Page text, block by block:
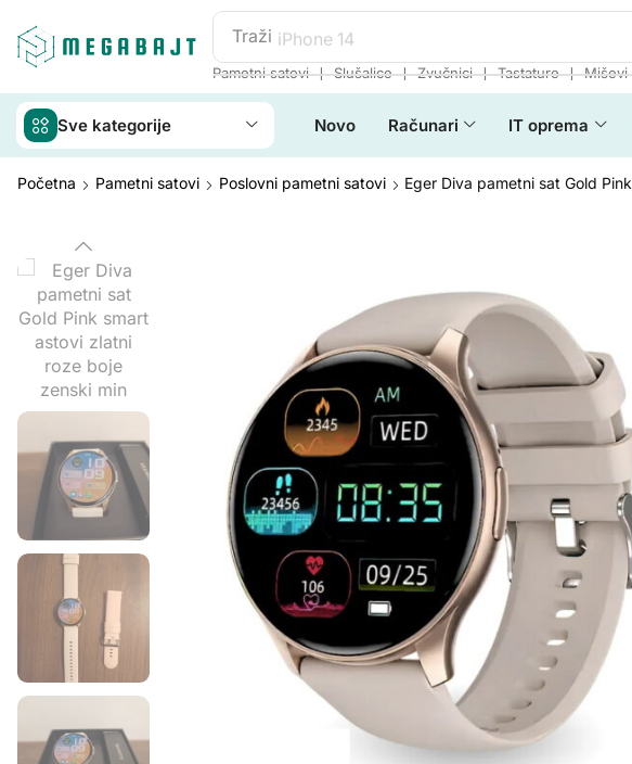
Traži iPhone 14
Pametni satovi ❘ Slušalice ❘ Zvučnici ❘ Tastature ❘ Miševi
Sve kategorije Novo Računari IT oprema
Početna Pametni satovi Poslovni pametni satovi Eger Diva pametni sat Gold Pink